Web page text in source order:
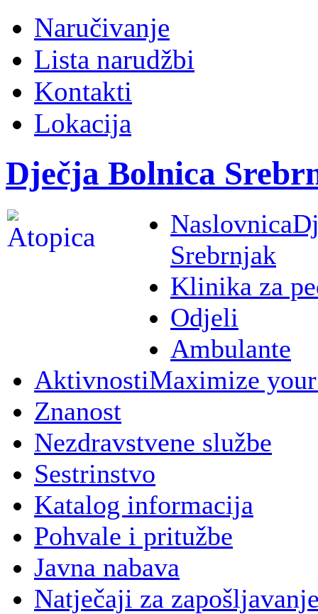
Naručivanje
Lista narudžbi
Kontakti
Lokacija
Dječja Bolnica
Naslovnica
Srebrnjak
Klinika za
Odjeli
Ambulante
AktivnostiMaximize
Znanost
Nezdravstvene službe
Sestrinstvo
Katalog informacija
Pohvale i pritužbe
Javna nabava
Natječaji za